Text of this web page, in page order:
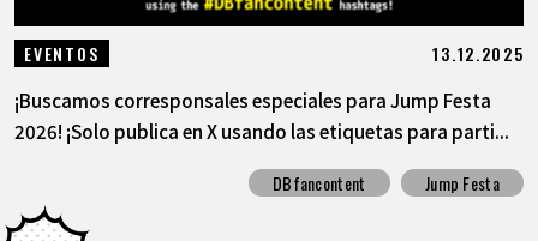
EVENTOS 13.12.2025
¡Buscamos corresponsales especiales para Jump Festa
2026! ¡Solo publica en X usando las etiquetas para parti...
DBfancontent Jump Festa